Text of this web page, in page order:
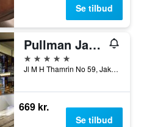
Se tilbud
Pullman Jakarta Indonesia Thamrin Cbd
5 stjerner
Jl M H Thamrin No 59, Jakarta, Indonesien
669 kr.
Se tilbud